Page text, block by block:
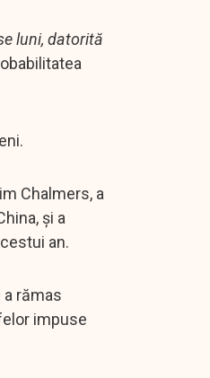
luni, datorită
Chalmers, a
și a
an.
a rămas
impuse